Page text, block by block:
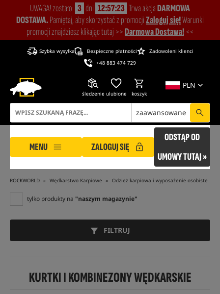
UWAGA! zostało: 3 dni 12:57:22 Trwa akcjaDARMOWA
DOSTAWA.Pamiętaj, aby skorzystać z promocjiZaloguj się!Warunki
promocji znajdziesz klikając tutaj >>Darmowa Dostawa! <<
Szybka wysyłka Bezpieczne płatności
Zadowoleni klienci
+48 883 474 729
PLN
śledzenie ulubione koszyk
zaawansowane
MENU ZALOGUJ SIĘ
ODSTĄP OD
UMOWY TUTAJ »
ROCKWORLD Wędkarstwo Karpiowe Odzież karpiowa i wyposażenie osobiste
tylko produkty na "naszym magazynie"
FILTRUJ
KURTKI I KOMBINEZONY WĘDKARSKIE